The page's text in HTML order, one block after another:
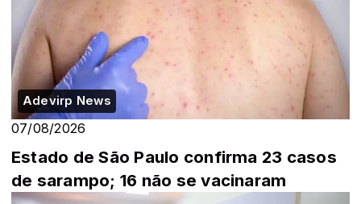
Adevirp News
07/08/2026
Estado de São Paulo confirma 23 casos
de sarampo; 16 não se vacinaram